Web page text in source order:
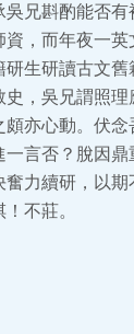
兄斟酌能否
，而年夜一
生研讀古文
，吳兄謂照
亦心動。伏
言否？脫因
力續研，以
不莊。